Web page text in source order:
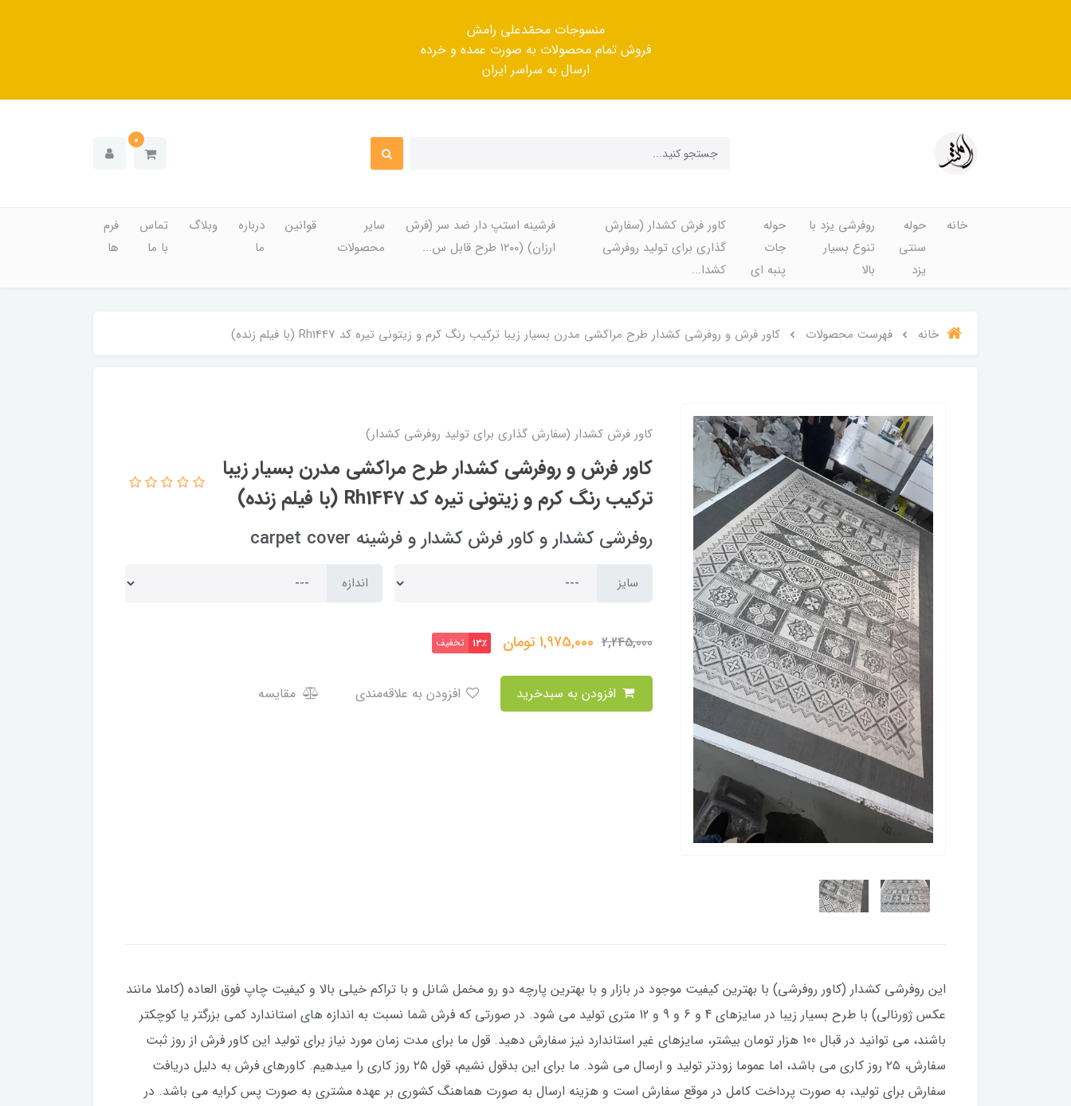
منسوجات محمّدعلی رامش
فروش تمام محصولات به صورت عمده و خرده
ارسال به سراسر ایران
0
خانه
حوله
سنتی
یزد
روفرشی یزد با
تنوع بسیار
بالا
حوله
جات
پنبه ای
کاور فرش کشدار (سفارش
گذاری برای تولید روفرشی
کشدا...
فرشینه استپ دار ضد سر (فرش
ارزان) (۱۲۰۰ طرح قابل س...
سایر
محصولات
قوانین
درباره
ما
وبلاگ
تماس
با ما
فرم
ها
خانه فهرست محصولات کاور فرش و روفرشی کشدار طرح مراکشی مدرن بسیار زیبا ترکیب رنگ کرم و زیتونی تیره کد Rh1447 (با فیلم زنده)
کاور فرش کشدار (سفارش گذاری برای تولید روفرشی کشدار)
کاور فرش و روفرشی کشدار طرح مراکشی مدرن بسیار زیبا
ترکیب رنگ کرم و زیتونی تیره کد Rh1447 (با فیلم زنده)
روفرشی کشدار و کاور فرش کشدار و فرشینه carpet cover
سایز اندازه
2,245,000
1,975,000تومان 13٪ تخفیف
مقایسه
این روفرشی کشدار (کاور روفرشی) با بهترین کیفیت موجود در بازار و با بهترین پارچه دو رو مخمل شانل و با تراکم خیلی بالا و کیفیت چاپ فوق العاده (کاملا مانند
عکس ژورنالی) با طرح بسیار زیبا در سایزهای 4 و 6 و 9 و 12 متری تولید می شود. در صورتی که فرش شما نسبت به اندازه های استاندارد کمی بزرگتر یا کوچکتر
باشند، می توانید در قبال 100 هزار تومان بیشتر، سایزهای غیر استاندارد نیز سفارش دهید. قول ما برای مدت زمان مورد نیاز برای تولید این کاور فرش از روز ثبت
سفارش، ۲۵ روز کاری می باشد، اما عموما زودتر تولید و ارسال می شود. ما برای این بدقول نشیم، قول ۲۵ روز کاری را میدهیم. کاورهای فرش به دلیل دریافت
سفارش برای تولید، به صورت پرداخت کامل در موقع سفارش است و هزینه ارسال به صورت هماهنگ کشوری بر عهده مشتری به صورت پس کرایه می باشد. در